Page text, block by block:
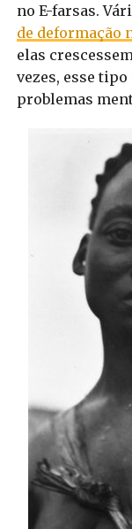
no E-farsas.
de deformação
elas
vezes, esse
problemas